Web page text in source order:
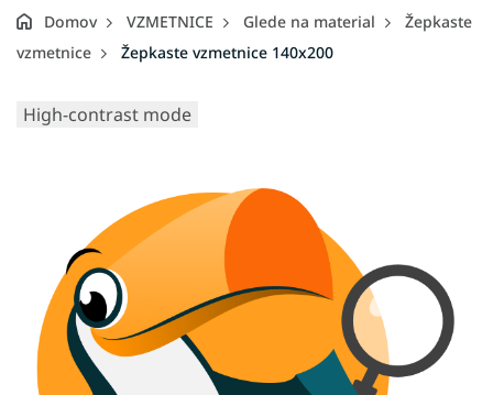
Domov VZMETNICE Glede na material
Žepkaste
vzmetnice
Žepkaste vzmetnice 140x200
High-contrast mode